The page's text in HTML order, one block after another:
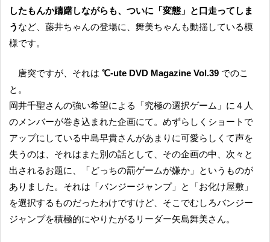
したもんか躊躇しながらも、ついに「変態」と口走ってしま
う など、藤井ちゃんの登場に、舞美ちゃんも動揺している模
様です。
唐突ですが、それは℃-ute DVD Magazine Vol.39 でのこ
と。
岡井千聖さんの強い希望による「究極の選択ゲーム」に４人
のメンバーが巻き込まれた企画にて。めずらしくショートで
アップにしている中島早貴さんがあまりに可愛らしくて声を
失うのは、それはまた別の話として、その企画の中、次々と
出されるお題に、「どっちの罰ゲームが嫌か」というものが
ありました。それは「バンジージャンプ」と「お化け屋敷」
を選択するものだったわけですけど、そこでむしろバンジー
ジャンプを積極的にやりたがるリーダー矢島舞美さん。